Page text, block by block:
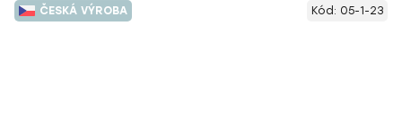
ČESKÁ VÝROBA Kód: 05-1-23